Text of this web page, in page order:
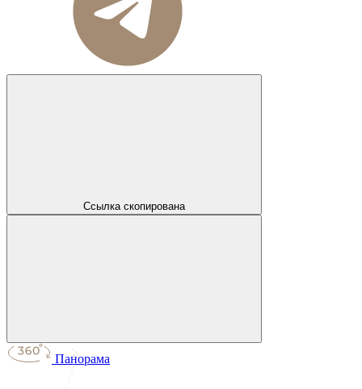
Ссылка скопирована
Панорама